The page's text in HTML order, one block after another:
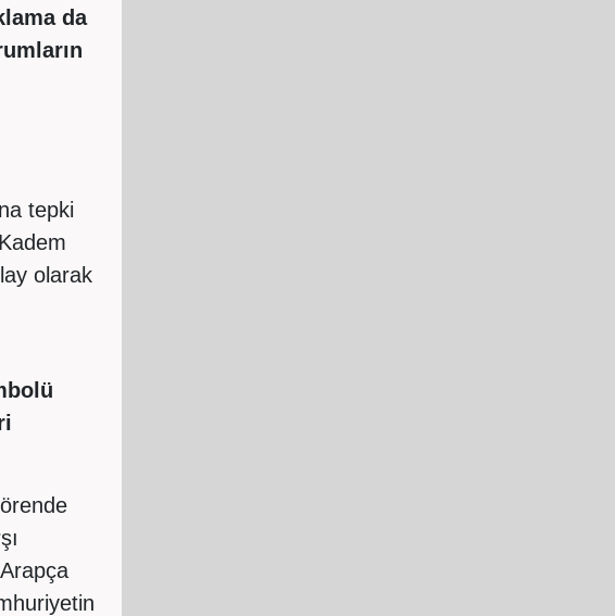
da
tepki
olarak